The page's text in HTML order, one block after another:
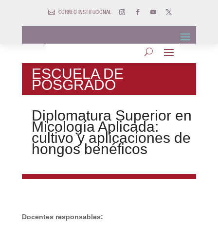
 CORREO INSTITUCIONAL
ESCUELA DE
POSGRADO
Diplomatura Superior en
Micología Aplicada:
cultivo y aplicaciones de
hongos benéficos
Docentes responsables: